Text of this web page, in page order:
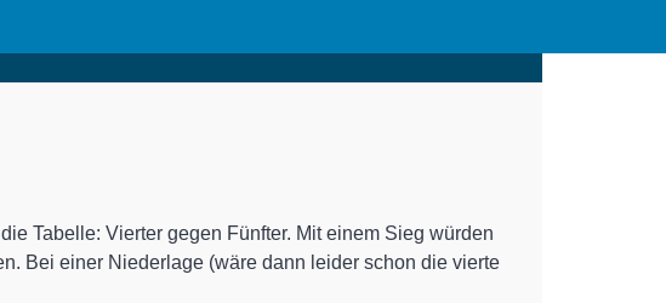
Tabelle: Vierter gegen Fünfter. Mit einem Sieg würden
Bei einer Niederlage (wäre dann leider schon die vierte